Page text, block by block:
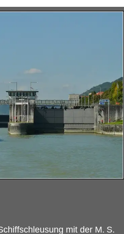
mit der M. S.